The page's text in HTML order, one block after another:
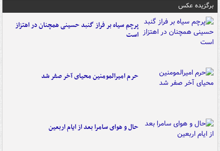
برگزیده عکس
پرچم سیاه بر فراز گنبد حسینی همچنان در اهتزاز
است
حرم امیرالمومنین محیای آخر صفر شد
حال و هوای سامرا بعد از ایام اربعین